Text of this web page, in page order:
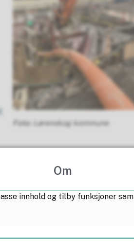
Lørenskog kommune
åpnes det spørsmål og
men svarer på
Om
innhold og tilby funksjoner